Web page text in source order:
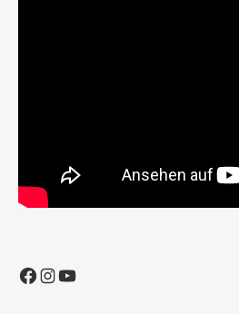
Facebook
Instagram
YouTube